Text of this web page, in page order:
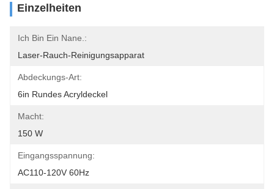
Einzelheiten
Ich Bin Ein Nane.:
Laser-Rauch-Reinigungsapparat
Abdeckungs-Art:
6in Rundes Acryldeckel
Macht:
150 W
Eingangsspannung:
AC110-120V 60Hz